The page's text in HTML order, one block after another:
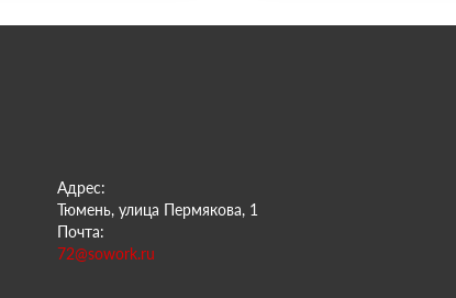
Адрес:
Тюмень, улица Пермякова, 1
Почта:
72@sowork.ru